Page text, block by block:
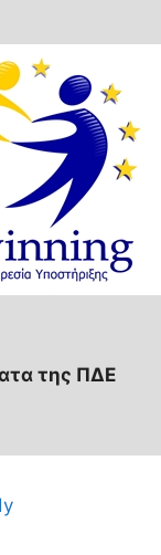
της ΠΔΕ